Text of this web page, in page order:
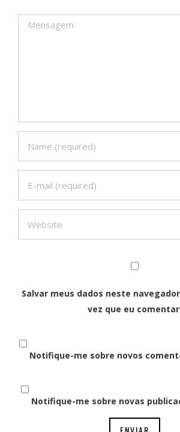
Salvar meus dados neste
vez que eu
Notifique-me sobre novos
Notifique-me sobre novas